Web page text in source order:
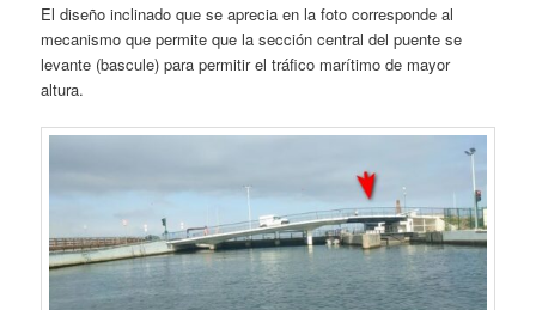
El diseño inclinado que se aprecia en la foto corresponde al
mecanismo que permite que la sección central del puente se
levante (bascule) para permitir el tráfico marítimo de mayor
altura.